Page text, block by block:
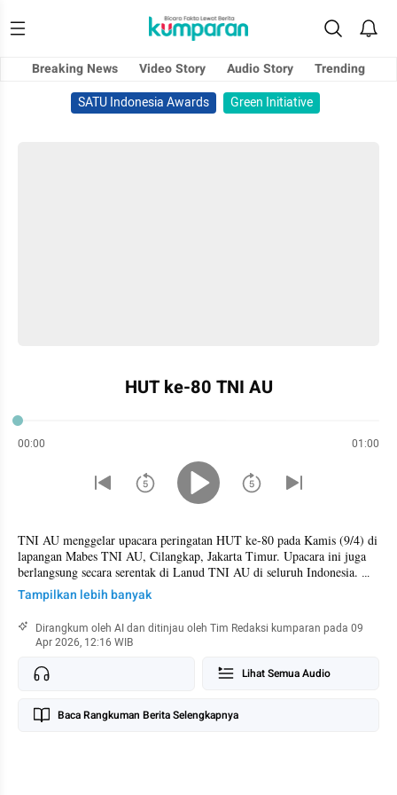
Breaking News Video Story Audio Story
Trending
SATU Indonesia Awards
Green Initiative
HUT ke-80 TNI AU
00:00 01:00
TNI AU menggelar upacara peringatan HUT ke-80 pada Kamis (9/4) di
lapangan Mabes TNI AU, Cilangkap, Jakarta Timur. Upacara ini juga
berlangsung secara serentak di Lanud TNI AU di seluruh Indonesia.
Upacara kali ini didesain secara sederhana di tengah situasi global yang
sedang bergejolak. Tidak ada atraksi seperti halnya fly pass pesawat
tempur.
Marsekal TNI Mohamad Tonny Harjono menyampaikan capaian TNI
AU sekaligus strategi efisiensi bahan bakar di tengah kenaikan harga
minyak. Selain itu, TNI AU akan menambah 25 radar baru untuk
baru ini akan ditempatkan di wilayah-wilayah titik buta tersebut dan
Tampilkan lebih banyak
Dirangkum oleh AI dan ditinjau oleh Tim Redaksi kumparan pada 09
Apr 2026, 12:16 WIB
Wanita di Malang Ditipu
Lihat Semua Audio
Baca Rangkuman Berita Selengkapnya